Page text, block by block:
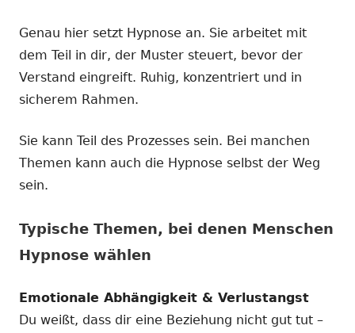
Genau hier setzt Hypnose an. Sie arbeitet mit
dem Teil in dir, der Muster steuert, bevor der
Verstand eingreift. Ruhig, konzentriert und in
sicherem Rahmen.
Sie kann Teil des Prozesses sein. Bei manchen
Themen kann auch die Hypnose selbst der Weg
sein.
Typische Themen, bei denen Menschen
Hypnose wählen
Emotionale Abhängigkeit & Verlustangst
Du weißt, dass dir eine Beziehung nicht gut tut –